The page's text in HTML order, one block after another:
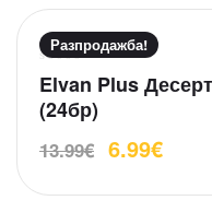
Разпродажба!
О
е
н
н
Elvan Plus
(24бр)
13.99€ 6.99€